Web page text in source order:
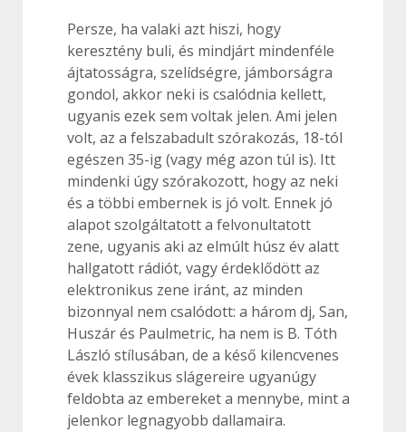
Persze, ha valaki azt hiszi, hogy
keresztény buli, és mindjárt mindenféle
ájtatosságra, szelídségre, jámborságra
gondol, akkor neki is csalódnia kellett,
ugyanis ezek sem voltak jelen. Ami jelen
volt, az a felszabadult szórakozás, 18-tól
egészen 35-ig (vagy még azon túl is). Itt
mindenki úgy szórakozott, hogy az neki
és a többi embernek is jó volt. Ennek jó
alapot szolgáltatott a felvonultatott
zene, ugyanis aki az elmúlt húsz év alatt
hallgatott rádiót, vagy érdeklődött az
elektronikus zene iránt, az minden
bizonnyal nem csalódott: a három dj, San,
Huszár és Paulmetric, ha nem is B. Tóth
László stílusában, de a késő kilencvenes
évek klasszikus slágereire ugyanúgy
feldobta az embereket a mennybe, mint a
jelenkor legnagyobb dallamaira.